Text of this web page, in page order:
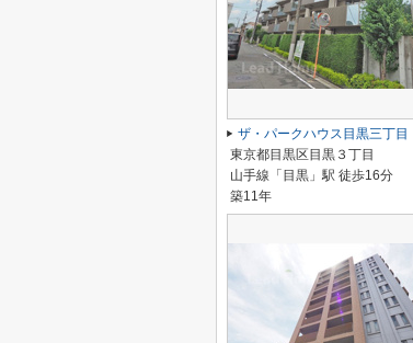
ザ・パークハウス目黒三丁目
東京都目黒区目黒３丁目
山手線「目黒」駅 徒歩16分
築11年